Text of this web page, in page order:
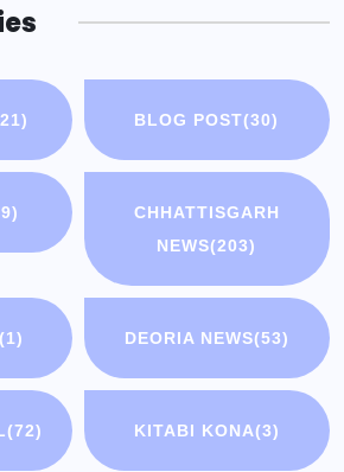
BLOG POST(30)
CHHATTISGARH
NEWS(203)
(1) DEORIA NEWS(53)
(72) KITABI KONA(3)